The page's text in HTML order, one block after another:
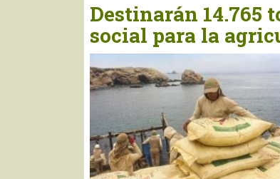
Destinarán 14.765
social para la